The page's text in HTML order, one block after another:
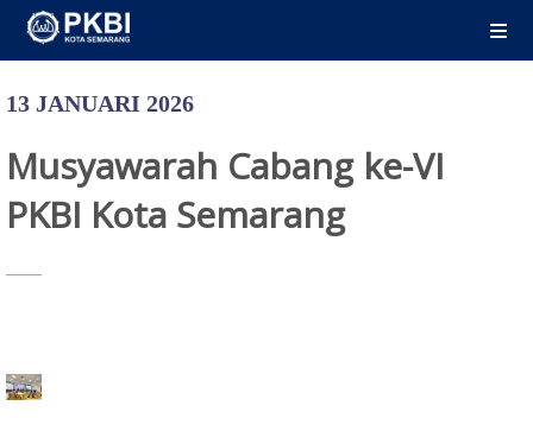
13 JANUARI 2026
Musyawarah Cabang ke-VI
PKBI Kota Semarang